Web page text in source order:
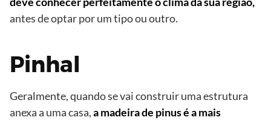
antes de optar por um tipo ou outro.
Pinhal
Geralmente, quando se vai construir uma estrutura
anexa a uma casa,a madeira de pinus é a mais